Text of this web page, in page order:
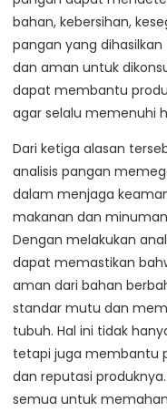
bahan, kebersihan,
pangan yang
dan aman untuk
dapat membantu
agar selalu memenuhi
Dari ketiga alasan
analisis pangan
dalam menjaga
makanan dan
Dengan melakukan
dapat memastikan
aman dari bahan
standar mutu dan
tubuh. Hal ini tidak
tetapi juga membantu
dan reputasi
semua untuk